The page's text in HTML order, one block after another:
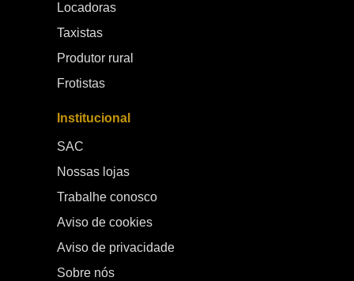
Locadoras
Taxistas
Produtor rural
Frotistas
Institucional
SAC
Nossas lojas
Trabalhe conosco
Aviso de cookies
Aviso de privacidade
Sobre nós